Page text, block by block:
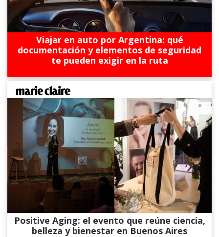
Viajar en auto por Argentina: qué
documentación y elementos de seguridad
te pueden exigir en la ruta
Positive Aging: el evento que reúne ciencia,
belleza y bienestar en Buenos Aires